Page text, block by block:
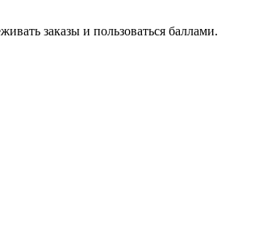
заказы и пользоваться баллами.